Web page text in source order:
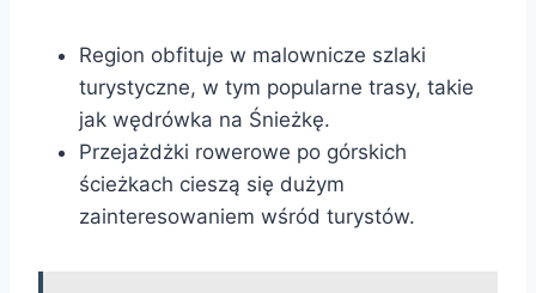
Region obfituje w malownicze szlaki
turystyczne, w tym popularne trasy, takie
jak wędrówka na Śnieżkę.
Przejażdżki rowerowe po górskich
ścieżkach cieszą się dużym
zainteresowaniem wśród turystów.